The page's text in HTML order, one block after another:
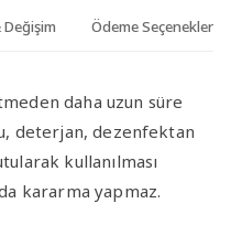
Ödeme Seçenekleri
daha uzun süre
deterjan, dezenfektan
kullanılması
kararma yapmaz.